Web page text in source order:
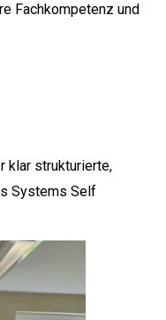
Fachkompetenz und
klar strukturierte,
Systems Self